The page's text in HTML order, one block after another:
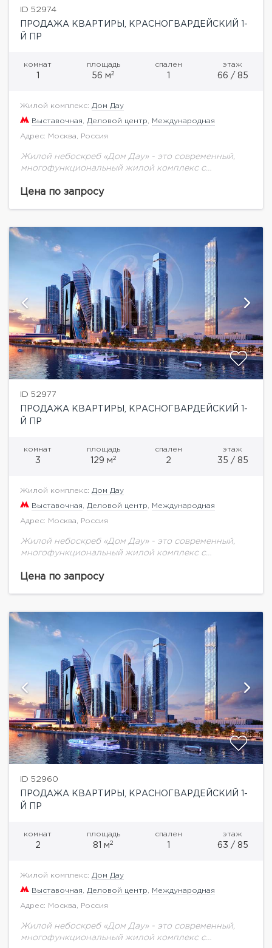
ID 52974
ПРОДАЖА КВАРТИРЫ, КРАСНОГВАРДЕЙСКИЙ 1-
Й ПР
комнат
1
площадь
56 м2
спален
1
этаж
66 / 85
Жилой комплекс: Дом Дау
Выставочная Деловой центр Международная
Адрес: Москва, Россия
Жилой небоскреб «Дом Дау» - это современный,
многофункциональный жилой комплекс с
смотря на близость к кластеру «Москва-Сити», «Дом
Цена по запросу
ID 52977
ПРОДАЖА КВАРТИРЫ, КРАСНОГВАРДЕЙСКИЙ 1-
Й ПР
комнат
3
площадь
129 м2
спален
2
этаж
35 / 85
Жилой комплекс: Дом Дау
Выставочная Деловой центр Международная
Адрес: Москва, Россия
Жилой небоскреб «Дом Дау» - это современный,
многофункциональный жилой комплекс с
смотря на близость к кластеру «Москва-Сити», «Дом
Цена по запросу
ID 52960
ПРОДАЖА КВАРТИРЫ, КРАСНОГВАРДЕЙСКИЙ 1-
Й ПР
комнат
2
площадь
81 м2
спален
1
этаж
63 / 85
Жилой комплекс: Дом Дау
Выставочная Деловой центр Международная
Адрес: Москва, Россия
Жилой небоскреб «Дом Дау» - это современный,
многофункциональный жилой комплекс с